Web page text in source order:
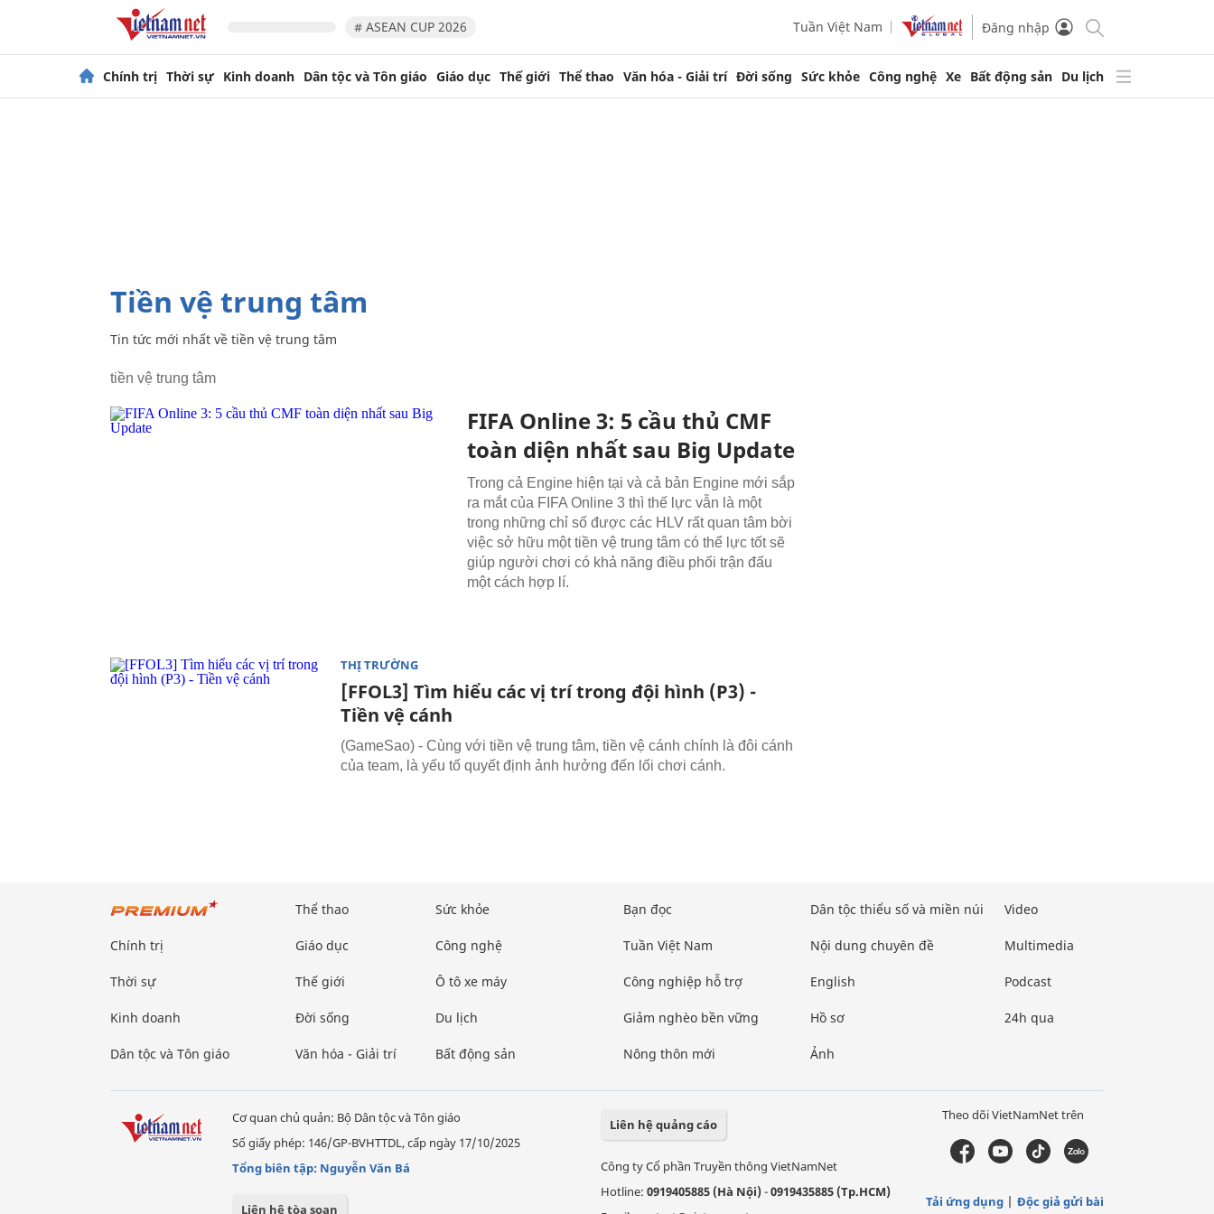
# ASEAN CUP 2026 Tuần Việt Nam Đăng nhập
Chính trị Thời sự Kinh doanh Dân tộc và Tôn giáo Giáo dục Thế giới Thể thao Văn hóa - Giải trí Đời sống Sức khỏe Công nghệ Xe Bất động sản Du lịch
tiền vệ trung tâm
Tin tức mới nhất về tiền vệ trung tâm
tiền vệ trung tâm
FIFA Online 3: 5 cầu thủ CMF
toàn diện nhất sau Big Update
Trong cả Engine hiện tại và cả bản Engine mới sắp
ra mắt của FIFA Online 3 thì thế lực vẫn là một
trong những chỉ số được các HLV rất quan tâm bời
việc sở hữu một tiền vệ trung tâm có thể lực tốt sẽ
giúp người chơi có khả năng điều phối trận đấu
một cách hợp lí.
THỊ TRƯỜNG
[FFOL3] Tìm hiểu các vị trí trong đội hình (P3) -
Tiền vệ cánh
(GameSao) - Cùng với tiền vệ trung tâm, tiền vệ cánh chính là đôi cánh
của team, là yếu tố quyết định ảnh hưởng đến lối chơi cánh.
Chính trị
Thời sự
Kinh doanh
Dân tộc và Tôn giáo
Thể thao
Giáo dục
Thế giới
Đời sống
Văn hóa - Giải trí
Sức khỏe
Công nghệ
Ô tô xe máy
Du lịch
Bất động sản
Bạn đọc
Tuần Việt Nam
Công nghiệp hỗ trợ
Giảm nghèo bền vững
Nông thôn mới
Dân tộc thiểu số và miền núi
Nội dung chuyên đề
English
Hồ sơ
Ảnh
Video
Multimedia
Podcast
24h qua
Cơ quan chủ quản: Bộ Dân tộc và Tôn giáo
Số giấy phép: 146/GP-BVHTTDL, cấp ngày 17/10/2025
Tổng biên tập: Nguyễn Văn Bá
Liên hệ tòa soạn
Liên hệ quảng cáo
Công ty Cổ phần Truyền thông VietNamNet
Hotline: 0919405885 (Hà Nội)-0919435885 (Tp.HCM)
Theo dõi VietNamNet trên
Tải ứng dụng Độc giả gửi bài